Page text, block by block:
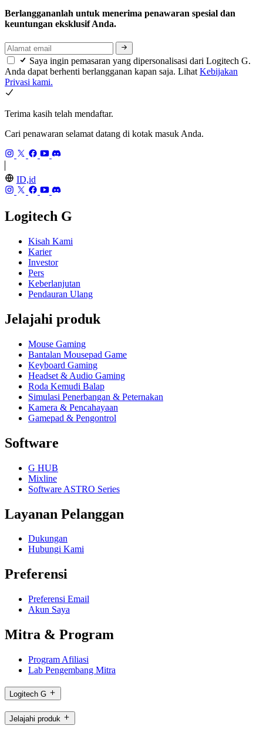
Berlanggananlah untuk menerima penawaran spesial dan
keuntungan eksklusif Anda.
Saya ingin pemasaran yang dipersonalisasi dari Logitech G.
Anda dapat berhenti berlangganan kapan saja. Lihat Kebijakan
Privasi kami.
Terima kasih telah mendaftar.
Cari penawaran selamat datang di kotak masuk Anda.
ID,id
Logitech G
Kisah Kami
Karier
Investor
Pers
Keberlanjutan
Pendauran Ulang
Jelajahi produk
Mouse Gaming
Bantalan Mousepad Game
Keyboard Gaming
Headset & Audio Gaming
Roda Kemudi Balap
Simulasi Penerbangan & Peternakan
Kamera & Pencahayaan
Gamepad & Pengontrol
Software
G HUB
Mixline
Software ASTRO Series
Layanan Pelanggan
Dukungan
Hubungi Kami
Preferensi
Preferensi Email
Akun Saya
Mitra & Program
Program Afiliasi
Lab Pengembang Mitra
Logitech G
Jelajahi produk